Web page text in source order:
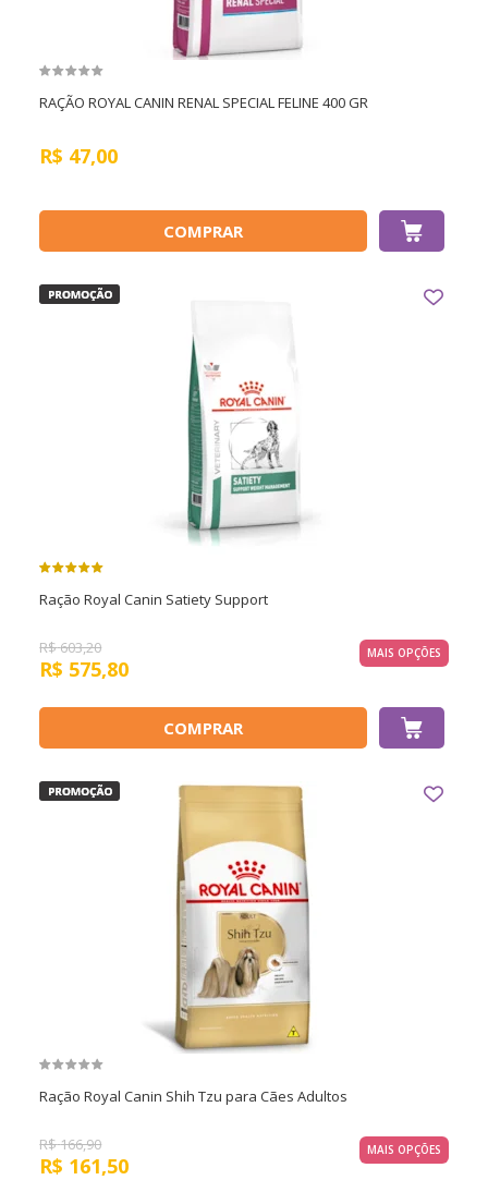
RAÇÃO ROYAL CANIN RENAL SPECIAL FELINE 400 GR
R$ 47,00
COMPRAR
Ração Royal Canin Satiety Support
R$603,20
R$ 575,80
MAIS OPÇÕES
COMPRAR
Ração Royal Canin Shih Tzu para Cães Adultos
R$166,90
R$ 161,50
MAIS OPÇÕES